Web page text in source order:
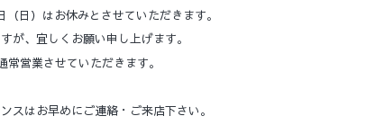
日）はお休みとさせていただきます。
が、宜しくお願い申し上げます。
営業させていただきます。
スはお早めにご連絡・ご来店下さい。